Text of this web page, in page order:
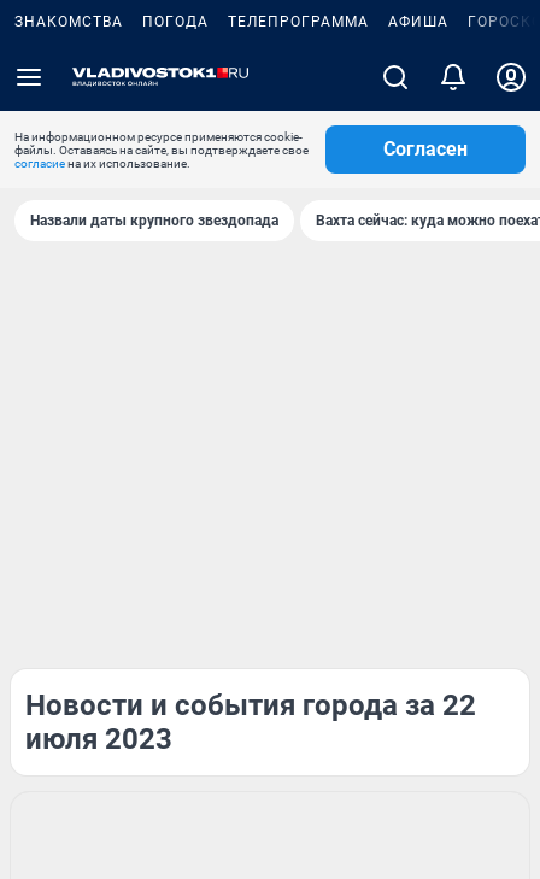
ЗНАКОМСТВА ПОГОДА ТЕЛЕПРОГРАММА АФИША
На информационном ресурсе применяются cookie-
файлы. Оставаясь на сайте, вы подтверждаете свое
согласиена их использование.
Согласен
Назвали даты крупного звездопада Вахта сейчас: куда можно
Новости и события города за 22
июля 2023